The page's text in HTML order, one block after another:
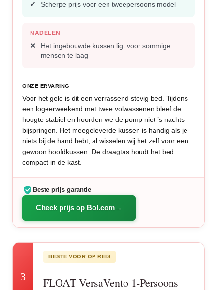
Scherpe prijs voor een tweepersoons model
NADELEN
Het ingebouwde kussen ligt voor sommige
mensen te laag
ONZE ERVARING
Voor het geld is dit een verrassend stevig bed. Tijdens
een logeerweekend met twee volwassenen bleef de
hoogte stabiel en hoorden we de pomp niet ’s nachts
bijspringen. Het meegeleverde kussen is handig als je
niets bij de hand hebt, al wisselen wij het zelf voor een
gewoon hoofdkussen. De draagtas houdt het bed
compact in de kast.
Beste prijs garantie
Check prijs op Bol.com
3
BESTE VOOR OP REIS
FLOAT VersaVento 1-Persoons